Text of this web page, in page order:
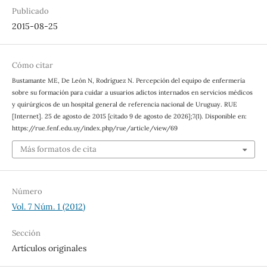
Publicado
2015-08-25
Cómo citar
Bustamante ME, De León N, Rodríguez N. Percepción del equipo de enfermería
sobre su formación para cuidar a usuarios adictos internados en servicios médicos
y quirúrgicos de un hospital general de referencia nacional de Uruguay. RUE
[Internet]. 25 de agosto de 2015 [citado 9 de agosto de 2026];7(1). Disponible en:
https://rue.fenf.edu.uy/index.php/rue/article/view/69
Más formatos de cita
Número
Vol. 7 Núm. 1 (2012)
Sección
Artículos originales